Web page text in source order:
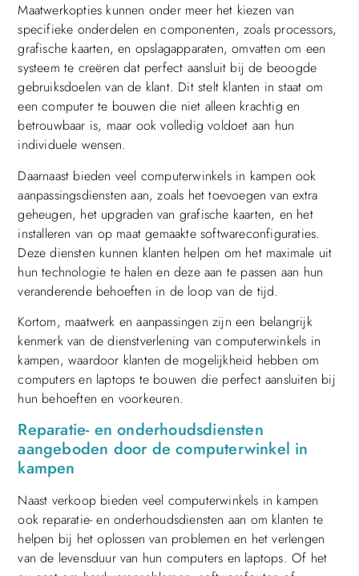
Maatwerkopties kunnen onder meer het kiezen van
specifieke onderdelen en componenten, zoals processors,
grafische kaarten, en opslagapparaten, omvatten om een
systeem te creëren dat perfect aansluit bij de beoogde
gebruiksdoelen van de klant. Dit stelt klanten in staat om
een computer te bouwen die niet alleen krachtig en
betrouwbaar is, maar ook volledig voldoet aan hun
individuele wensen.
Daarnaast bieden veel computerwinkels in kampen ook
aanpassingsdiensten aan, zoals het toevoegen van extra
geheugen, het upgraden van grafische kaarten, en het
installeren van op maat gemaakte softwareconfiguraties.
Deze diensten kunnen klanten helpen om het maximale uit
hun technologie te halen en deze aan te passen aan hun
veranderende behoeften in de loop van de tijd.
Kortom, maatwerk en aanpassingen zijn een belangrijk
kenmerk van de dienstverlening van computerwinkels in
kampen, waardoor klanten de mogelijkheid hebben om
computers en laptops te bouwen die perfect aansluiten bij
hun behoeften en voorkeuren.
Reparatie- en onderhoudsdiensten
aangeboden door de computerwinkel in
kampen
Naast verkoop bieden veel computerwinkels in kampen
ook reparatie- en onderhoudsdiensten aan om klanten te
helpen bij het oplossen van problemen en het verlengen
van de levensduur van hun computers en laptops. Of het